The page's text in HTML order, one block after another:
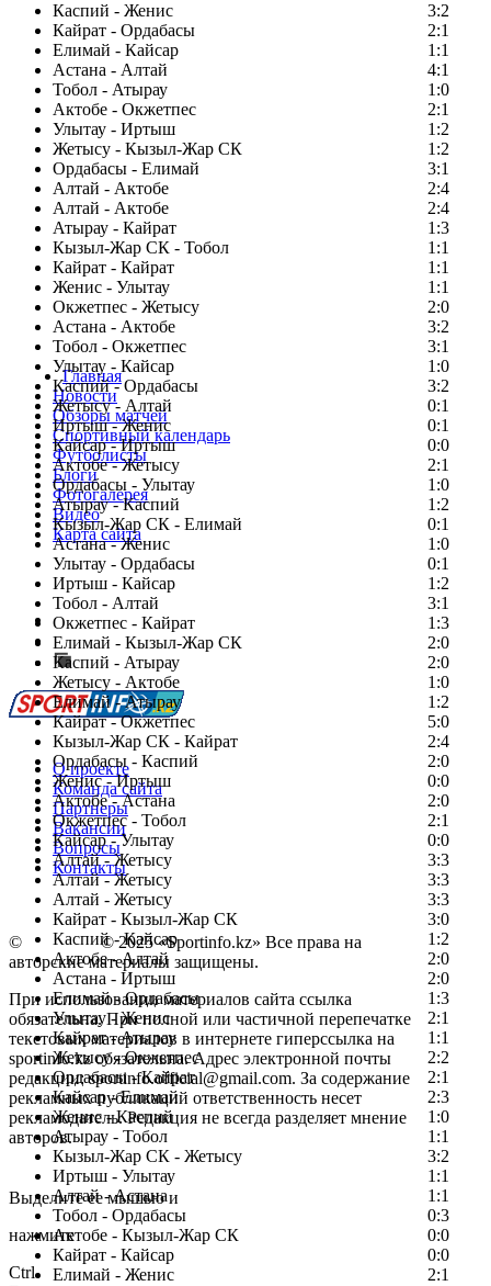
Каспий - Женис
3:2
Кайрат - Ордабасы
2:1
Елимай - Кайсар
1:1
Астана - Алтай
4:1
Тобол - Атырау
1:0
Актобе - Окжетпес
2:1
Улытау - Иртыш
1:2
Жетысу - Кызыл-Жар СК
1:2
Ордабасы - Елимай
3:1
Алтай - Актобе
2:4
Алтай - Актобе
2:4
Атырау - Кайрат
1:3
Кызыл-Жар СК - Тобол
1:1
Кайрат - Кайрат
1:1
Женис - Улытау
1:1
Окжетпес - Жетысу
2:0
Астана - Актобе
3:2
Тобол - Окжетпес
3:1
Улытау - Кайсар
1:0
Каспий - Ордабасы
3:2
Жетысу - Алтай
0:1
Иртыш - Женис
0:1
Кайсар - Иртыш
0:0
Актобе - Жетысу
2:1
Ордабасы - Улытау
1:0
Атырау - Каспий
1:2
Кызыл-Жар СК - Елимай
0:1
Астана - Женис
1:0
Улытау - Ордабасы
0:1
Иртыш - Кайсар
1:2
Тобол - Алтай
3:1
Окжетпес - Кайрат
1:3
Елимай - Кызыл-Жар СК
2:0
Каспий - Атырау
2:0
Жетысу - Актобе
1:0
Елимай - Атырау
1:2
Кайрат - Окжетпес
5:0
Кызыл-Жар СК - Кайрат
2:4
Ордабасы - Каспий
2:0
Женис - Иртыш
0:0
Актобе - Астана
2:0
Окжетпес - Тобол
2:1
Кайсар - Улытау
0:0
Алтай - Жетысу
3:3
Алтай - Жетысу
3:3
Алтай - Жетысу
3:3
Кайрат - Кызыл-Жар СК
3:0
Каспий - Кайсар
1:2
Актобе - Алтай
2:0
Астана - Иртыш
2:0
Елимай - Ордабасы
1:3
Улытау - Женис
2:1
Кайрат - Атырау
1:1
Жетысу - Окжетпес
2:2
Ордабасы - Кайрат
2:1
Кайсар - Елимай
2:3
Женис - Каспий
1:0
Атырау - Тобол
1:1
Кызыл-Жар СК - Жетысу
3:2
Иртыш - Улытау
1:1
Алтай - Астана
1:1
Тобол - Ордабасы
0:3
Актобе - Кызыл-Жар СК
0:0
Кайрат - Кайсар
0:0
Елимай - Женис
2:1
Главная
Новости
Обзоры матчей
Спортивный календарь
Футболисты
Блоги
Фотогалерея
Видео
Карта сайта
Есть идея?
Сообщить о мероприятии
Перейти на старый сайт
О проекте
Команда сайта
Партнеры
Вакансии
Вопросы
Контакты
© Copyright© 2025 «Sportinfo.kz» Все права на
авторские материалы защищены.
При использовании материалов сайта ссылка
обязательна. При полной или частичной перепечатке
текстовых материалов в интернете гиперссылка на
sportinfo.kz обязательна. Адрес электронной почты
редакции: sportinfo.official@gmail.com. За содержание
рекламных публикаций ответственность несет
рекламодатель. Редакция не всегда разделяет мнение
авторов.
Заметили ошибку в тексте?
Выделите ее мышью и
нажмите
Ctrl